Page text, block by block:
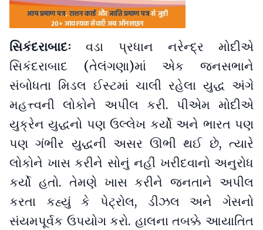
સિકંદરાબાદઃવડા પ્રધાન નરેન્દ્ર મોદીએ
સિકંદરાબાદ (તેલંગણા)માં એક જનસભાને
સંબોધતા મિડલ ઈસ્ટમાં ચાલી રહેલા યુદ્ધ અંગે
મહત્ત્વની લોકોને અપીલ કરી. પીએમ મોદીએ
યુક્રેન યુદ્ધનો પણ ઉલ્લેખ કર્યો અને ભારત પણ
પણ ગંભીર યુદ્ધની અસર ઊભી થઈ છે, ત્યારે
લોકોને ખાસ કરીને સોનું નહીં ખરીદવાનો અનુરોધ
કર્યો હતો. તેમણે ખાસ કરીને જનતાને અપીલ
કરતા કહ્યું કે પેટ્રોલ, ડીઝલ અને ગેસનો
સંયમપૂર્વક ઉપયોગ કરો. હાલના તબક્કે આયાતિત